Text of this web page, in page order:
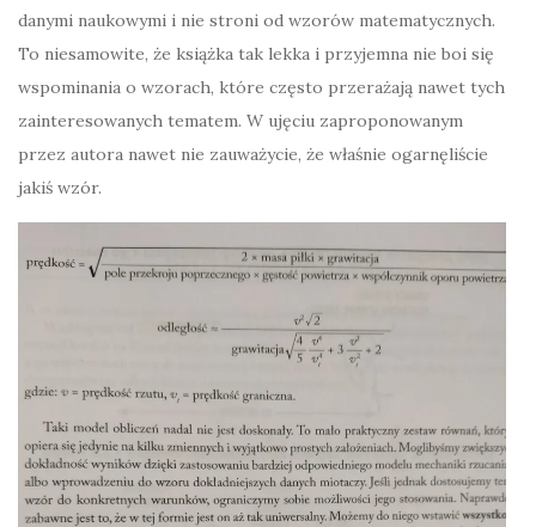
danymi naukowymi i nie stroni od wzorów matematycznych.
To niesamowite, że książka tak lekka i przyjemna nie boi się
wspominania o wzorach, które często przerażają nawet tych
zainteresowanych tematem. W ujęciu zaproponowanym
przez autora nawet nie zauważycie, że właśnie ogarnęliście
jakiś wzór.